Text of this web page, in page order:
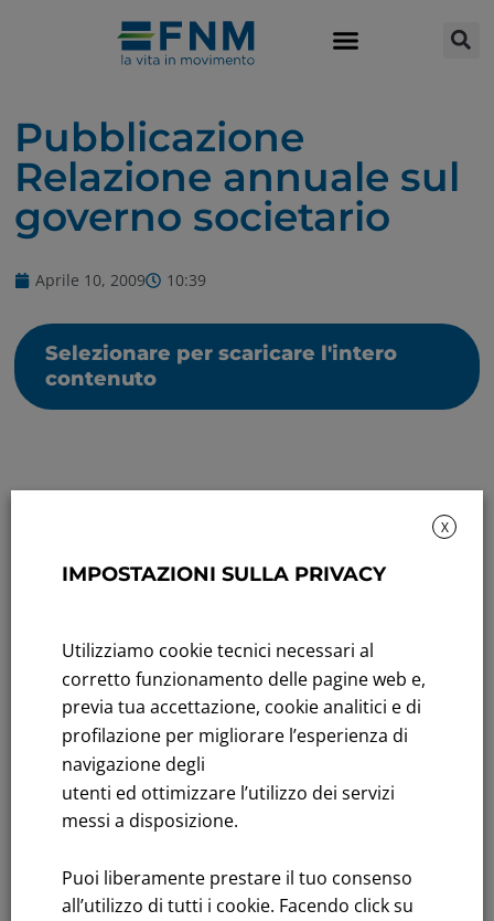
Pubblicazione
Relazione annuale sul
governo societario
Aprile 10, 2009 10:39
Selezionare per scaricare l'intero
contenuto
Rendicontazione di sostenibilità
Bandi di gara: Ultimi bandi
FNM S.p.A.
Sede in Milano, Piazzale Cadorna, 14
fnm@legalmail.it
Capitale sociale € 230.000.000,00 interamente versato
C.F.e P.IVA 00776140154
C.C.I.AA. Milano – REA 28331
X
IMPOSTAZIONI SULLA PRIVACY
Utilizziamo cookie tecnici necessari al
corretto funzionamento delle pagine web e,
previa tua accettazione, cookie analitici e di
profilazione per migliorare l’esperienza di
navigazione degli
utenti ed ottimizzare l’utilizzo dei servizi
messi a disposizione.
Puoi liberamente prestare il tuo consenso
all’utilizzo di tutti i cookie. Facendo click su